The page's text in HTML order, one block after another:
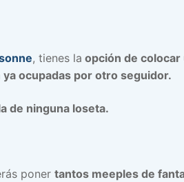
, tienes la opción de
ya ocupadas por otro seguidor.
de ninguna loseta.
poner tantos meeples de